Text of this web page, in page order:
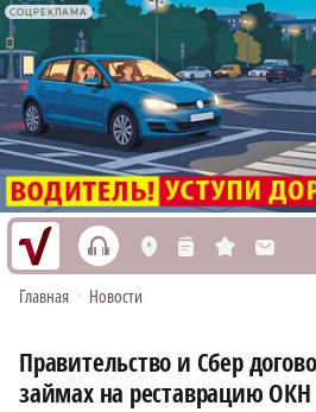
СОЦРЕКЛАМА
h L n s M
Главная • Новости
Правительство и Сбер
займах на реставрацию ОКН